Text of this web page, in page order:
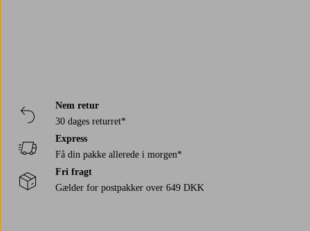
Nem retur
30 dages returret*
Express
Få din pakke allerede i morgen*
Fri fragt
Gælder for postpakker over 649 DKK